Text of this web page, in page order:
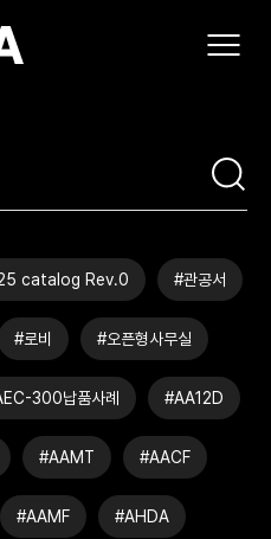
)아모스아인스가구
catalog Rev.0 #관공서
#로비 #오픈형사무실
300납품사례 #AA12D
#AAMT #AACF
#AAMF #AHDA